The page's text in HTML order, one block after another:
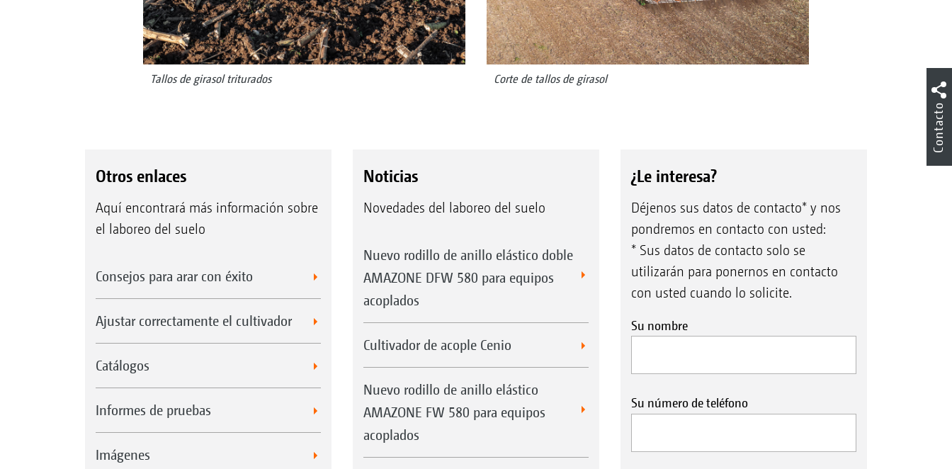
Tallos de girasol triturados Corte de tallos de girasol
Otros enlaces
Aquí encontrará más información sobre
el laboreo del suelo
Consejos para arar con éxito
Ajustar correctamente el cultivador
Catálogos
Informes de pruebas
Imágenes
Noticias
Novedades del laboreo del suelo
Nuevo rodillo de anillo elástico doble
AMAZONE DFW 580 para equipos
acoplados
Cultivador de acople Cenio
Nuevo rodillo de anillo elástico
AMAZONE FW 580 para equipos
acoplados
¿Le interesa?
Déjenos sus datos de contacto* y nos
pondremos en contacto con usted:
* Sus datos de contacto solo se
utilizarán para ponernos en contacto
con usted cuando lo solicite.
Su nombre
Su número de teléfono
Contacto